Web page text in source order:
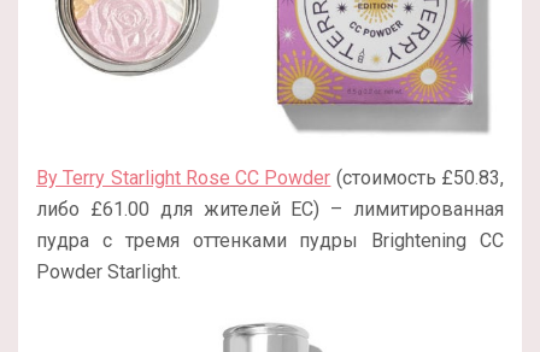
By Terry Starlight Rose CC Powder (стоимость £50.83,
либо £61.00 для жителей ЕС) – лимитированная
пудра с тремя оттенками пудры Brightening CC
Powder Starlight.